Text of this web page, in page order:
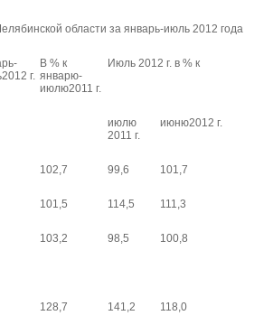
области за январь-июль 2012 года
г.
В % к
январю-
июлю2011 г.
Июль 2012 г. в % к
июлю
2011 г.
июню2012 г.
102,7 99,6 101,7
101,5 114,5 111,3
103,2 98,5 100,8
128,7 141,2 118,0